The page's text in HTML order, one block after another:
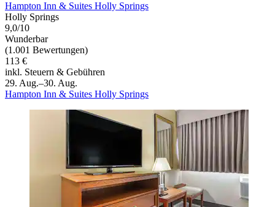
Hampton Inn & Suites Holly Springs
Holly Springs
9,0/10
Wunderbar
(1.001 Bewertungen)
113 €
inkl. Steuern & Gebühren
29. Aug.–30. Aug.
Hampton Inn & Suites Holly Springs